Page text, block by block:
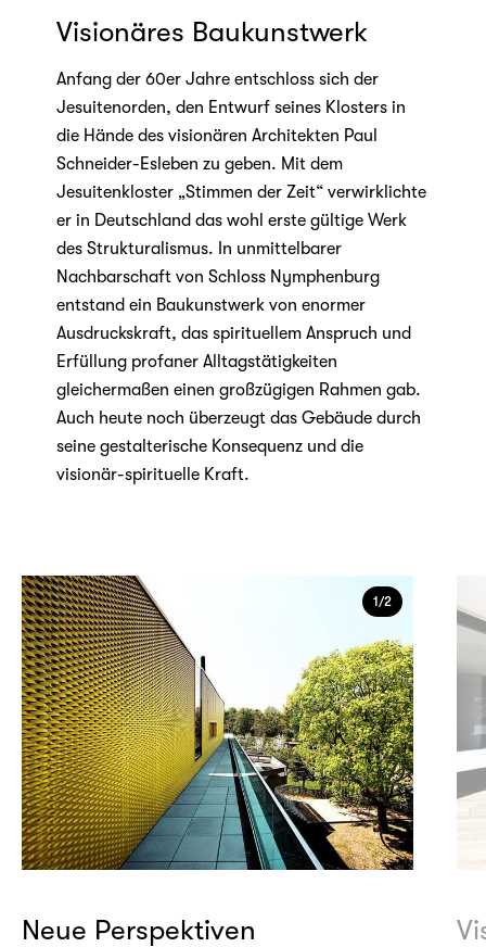
Visionäres Baukunstwerk
Anfang der 60er Jahre entschloss sich der
Jesuitenorden, den Entwurf seines Klosters in
die Hände des visionären Architekten Paul
Schneider-Esleben zu geben. Mit dem
Jesuitenkloster „Stimmen der Zeit“ verwirklichte
er in Deutschland das wohl erste gültige Werk
des Strukturalismus. In unmittelbarer
Nachbarschaft von Schloss Nymphenburg
entstand ein Baukunstwerk von enormer
Ausdruckskraft, das spirituellem Anspruch und
Erfüllung profaner Alltagstätigkeiten
gleichermaßen einen großzügigen Rahmen gab.
Auch heute noch überzeugt das Gebäude durch
seine gestalterische Konsequenz und die
visionär-spirituelle Kraft.
1/2
Neue Perspektiven